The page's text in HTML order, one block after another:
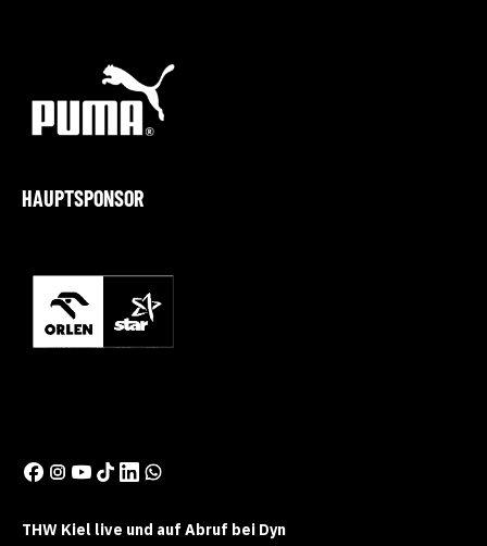
HAUPTSPONSOR
THW Kiel live und auf Abruf bei Dyn